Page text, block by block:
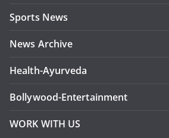
Sports News
News Archive
Health-Ayurveda
Bollywood-Entertainment
WORK WITH US